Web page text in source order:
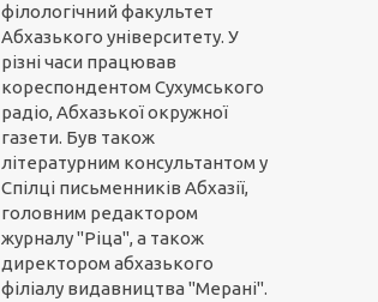
філологічний факультет
Абхазького університету. У
різні часи працював
кореспондентом Сухумського
радіо, Абхазької окружної
газети. Був також
літературним консультантом у
Спілці письменників Абхазії,
головним редактором
журналу "Ріца", а також
директором абхазького
філіалу видавництва "Мерані".